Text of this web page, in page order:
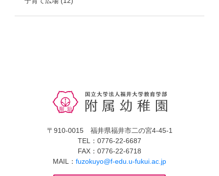
〒910-0015 福井県福井市二の宮4-45-1
TEL：0776-22-6687
FAX：0776-22-6718
MAIL： fuzokuyo@f-edu.u-fukui.ac.jp